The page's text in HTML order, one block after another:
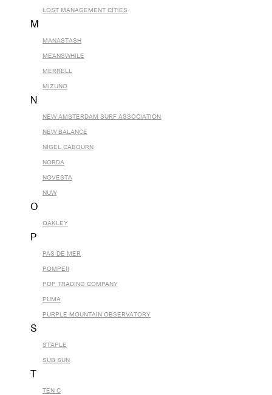
LOST MANAGEMENT CITIES
M
MANASTASH
MEANSWHILE
MERRELL
MIZUNO
N
NEW AMSTERDAM SURF ASSOCIATION
NEW BALANCE
NIGEL CABOURN
NORDA
NOVESTA
NUW
O
OAKLEY
P
PAS DE MER
POMPEII
POP TRADING COMPANY
PUMA
PURPLE MOUNTAIN OBSERVATORY
S
STAPLE
SUB SUN
TEN C